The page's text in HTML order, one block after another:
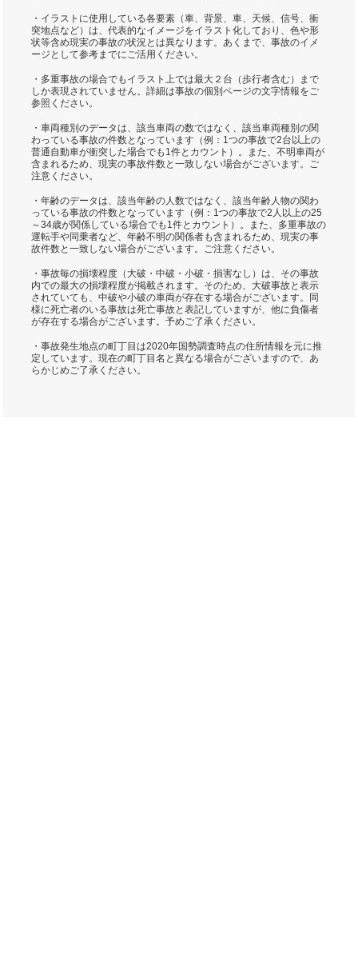
・イラストに使用している各要素（車、背景、車、天候、信号、衝
突地点など）は、代表的なイメージをイラスト化しており、色や形
状等含め現実の事故の状況とは異なります。あくまで、事故のイメ
ージとして参考までにご活用ください。
・多重事故の場合でもイラスト上では最大２台（歩行者含む）まで
しか表現されていません。詳細は事故の個別ページの文字情報をご
参照ください。
・車両種別のデータは、該当車両の数ではなく、該当車両種別の関
わっている事故の件数となっています（例：1つの事故で2台以上の
普通自動車が衝突した場合でも1件とカウント）。また、不明車両が
含まれるため、現実の事故件数と一致しない場合がございます。ご
注意ください。
・年齢のデータは、該当年齢の人数ではなく、該当年齢人物の関わ
っている事故の件数となっています（例：1つの事故で2人以上の25
～34歳が関係している場合でも1件とカウント）。また、多重事故の
運転手や同乗者など、年齢不明の関係者も含まれるため、現実の事
故件数と一致しない場合がございます。ご注意ください。
・事故毎の損壊程度（大破・中破・小破・損害なし）は、その事故
内での最大の損壊程度が掲載されます。そのため、大破事故と表示
されていても、中破や小破の車両が存在する場合がございます。同
様に死亡者のいる事故は死亡事故と表記していますが、他に負傷者
が存在する場合がございます。予めご了承ください。
・事故発生地点の町丁目は2020年国勢調査時点の住所情報を元に推
定しています。現在の町丁目名と異なる場合がございますので、あ
らかじめご了承ください。